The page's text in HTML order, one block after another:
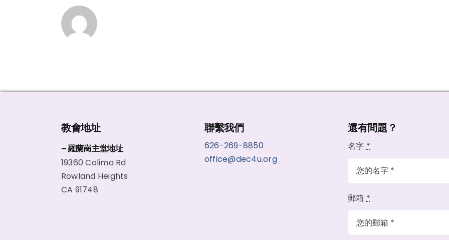
教會地址
– 羅蘭崗主堂地址
19360 Colima Rd
Rowland Heights
CA 91748
聯繫我們
626-269-8850
office@dec4u.org
還有問題？
名字*
郵箱*